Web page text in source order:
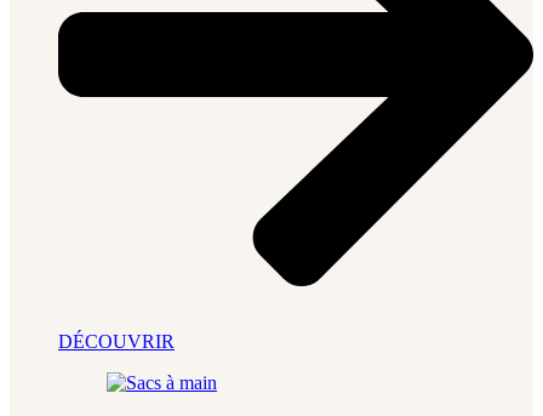
DÉCOUVRIR